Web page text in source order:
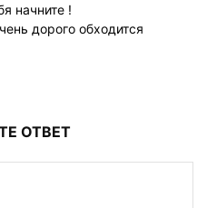
начните !
дорого обходится
ОТВЕТ